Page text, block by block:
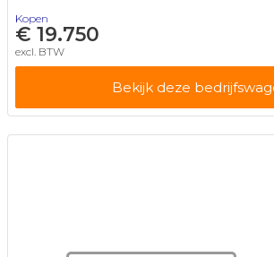
Kopen
€ 19.750
excl. BTW
Bekijk deze